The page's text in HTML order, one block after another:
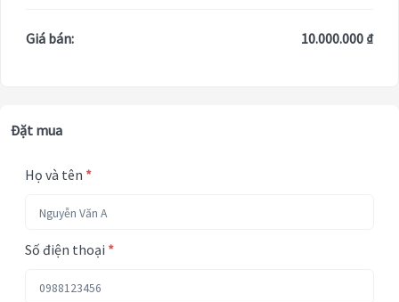
Giá bán: 10.000.000 ₫
Đặt mua
Họ và tên *
Số điện thoại *